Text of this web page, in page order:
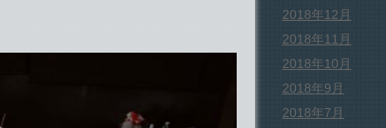
2018年12月
2018年11月
2018年10月
2018年9月
2018年7月